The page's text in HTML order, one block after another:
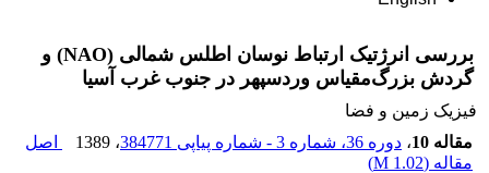
بررسی انرژتیک ارتباط نوسان اطلس شمالی (NAO) و
گردش بزرگ‌مقیاس وردسپهر در جنوب غرب آسیا
فیزیک زمین و فضا
مقاله 10
، دوره 36، شماره 3 - شماره پیاپی 384771 ، 1389
اصل
مقاله (1.02 M
)